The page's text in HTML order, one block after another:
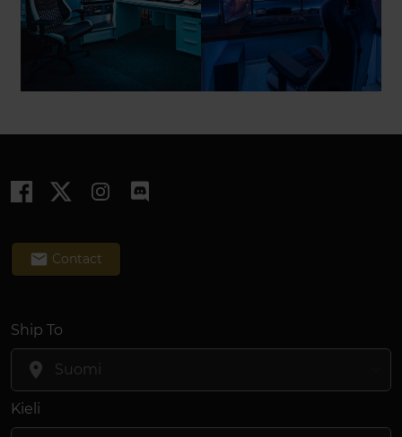
email Contact
Ship To
location_on
Kieli